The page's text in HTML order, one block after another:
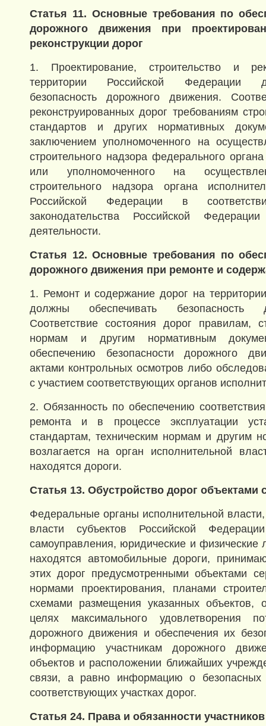
Статья 11. Основные требования по
дорожного движения при
реконструкции дорог
1. Проектирование, строительство и
территории Российской Федерации
безопасность дорожного движения.
реконструированных дорог требованиям
стандартов и других нормативных
заключением уполномоченного на
строительного надзора федерального
или уполномоченного на
строительного надзора органа
Российской Федерации в
законодательства Российской
деятельности.
Статья 12. Основные требования по
дорожного движения при ремонте и
1. Ремонт и содержание дорог на
должны обеспечивать безопасность
Соответствие состояния дорог правилам,
нормам и другим нормативным
обеспечению безопасности дорожного
актами контрольных осмотров либо
с участием соответствующих органов
2. Обязанность по обеспечению
ремонта и в процессе эксплуатации
стандартам, техническим нормам и другим
возлагается на орган исполнительной
находятся дороги.
Статья 13. Обустройство дорог объектами
Федеральные органы исполнительной
власти субъектов Российской
самоуправления, юридические и физические
находятся автомобильные дороги,
этих дорог предусмотренными объектами
нормами проектирования, планами
схемами размещения указанных объектов,
целях максимального удовлетворения
дорожного движения и обеспечения их
информацию участникам дорожного
объектов и расположении ближайших
связи, а равно информацию о безопасных
соответствующих участках дорог.
Статья 24. Права и обязанности